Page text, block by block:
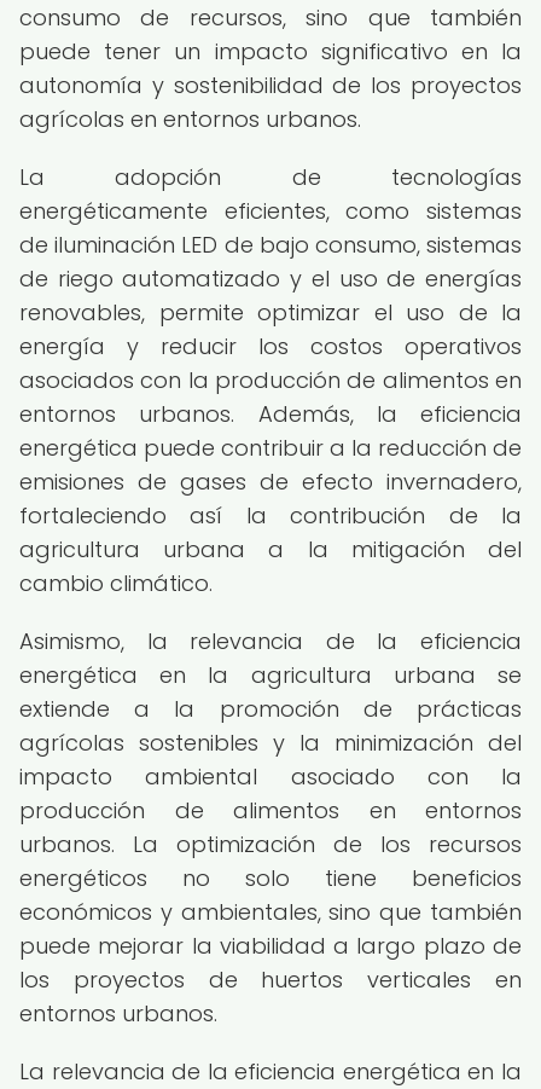
consumo de recursos, sino que también
puede tener un impacto significativo en la
autonomía y sostenibilidad de los proyectos
agrícolas en entornos urbanos.
La adopción de tecnologías
energéticamente eficientes, como sistemas
de iluminación LED de bajo consumo, sistemas
de riego automatizado y el uso de energías
renovables, permite optimizar el uso de la
energía y reducir los costos operativos
asociados con la producción de alimentos en
entornos urbanos. Además, la eficiencia
energética puede contribuir a la reducción de
emisiones de gases de efecto invernadero,
fortaleciendo así la contribución de la
agricultura urbana a la mitigación del
cambio climático.
Asimismo, la relevancia de la eficiencia
energética en la agricultura urbana se
extiende a la promoción de prácticas
agrícolas sostenibles y la minimización del
impacto ambiental asociado con la
producción de alimentos en entornos
urbanos. La optimización de los recursos
energéticos no solo tiene beneficios
económicos y ambientales, sino que también
puede mejorar la viabilidad a largo plazo de
los proyectos de huertos verticales en
entornos urbanos.
La relevancia de la eficiencia energética en la